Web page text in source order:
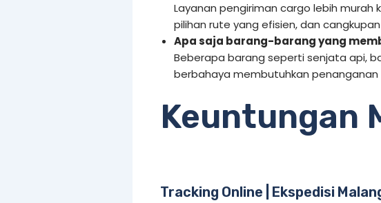
Layanan pengiriman cargo lebih
pilihan rute yang efisien, dan
Apa saja barang-barang yang
Beberapa barang seperti senjata api,
berbahaya membutuhkan
Keuntungan
Tracking Online | Ekspedisi